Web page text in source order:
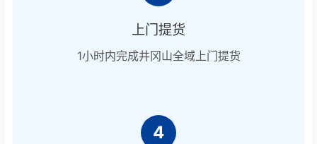
上门提货
1小时内完成井冈山全域上门提货
4